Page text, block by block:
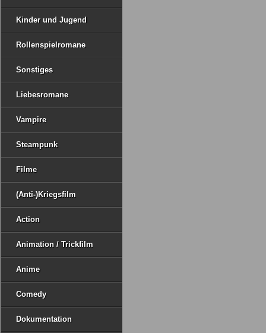
Kinder und Jugend
Rollenspielromane
Sonstiges
Liebesromane
Vampire
Steampunk
Filme
(Anti-)Kriegsfilm
Action
Animation / Trickfilm
Anime
Comedy
Dokumentation